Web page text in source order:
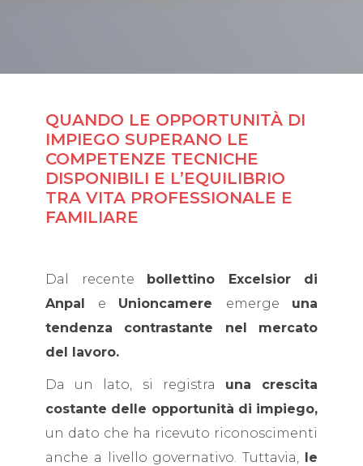
QUANDO LE OPPORTUNITÀ DI
IMPIEGO SUPERANO LE
COMPETENZE TECNICHE
DISPONIBILI E L’EQUILIBRIO
TRA VITA PROFESSIONALE E
FAMILIARE
Dal recente bollettino Excelsior di
Anpal e Unioncamere emerge una
tendenza contrastante nel mercato
del lavoro.
Da un lato, si registra una crescita
costante delle opportunità di impiego,
un dato che ha ricevuto riconoscimenti
anche a livello governativo. Tuttavia, le